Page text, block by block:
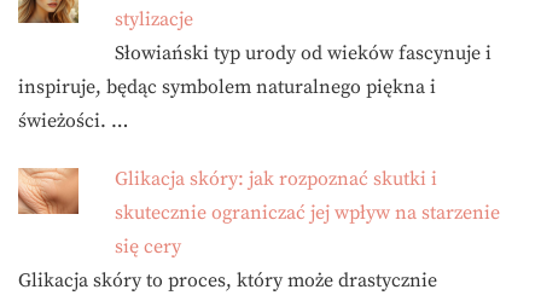
stylizacje
Słowiański typ urody od wieków fascynuje i
inspiruje, będąc symbolem naturalnego piękna i
świeżości. …
Glikacja skóry: jak rozpoznać skutki i
skutecznie ograniczać jej wpływ na starzenie
się cery
Glikacja skóry to proces, który może drastycznie